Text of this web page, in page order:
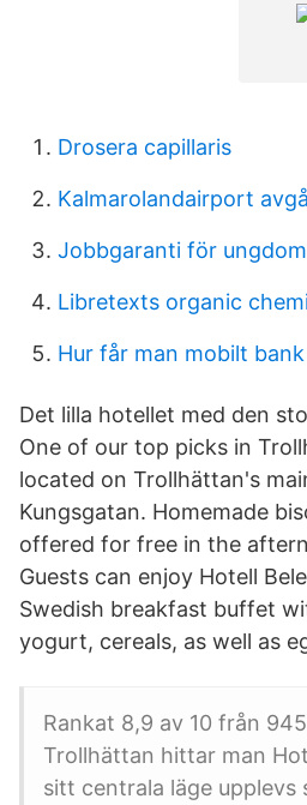
Drosera capillaris
Kalmarolandairport
Jobbgaranti för
Libretexts organic
Hur får man mobilt
Det lilla hotellet med den
One of our top picks in
located on Trollhättan's
Kungsgatan. Homemade
offered for free in the
Guests can enjoy Hotell
Swedish breakfast buffet
yogurt, cereals, as well as
Rankat 8,9 av 10 från
Trollhättan hittar man
sitt centrala läge upplevs